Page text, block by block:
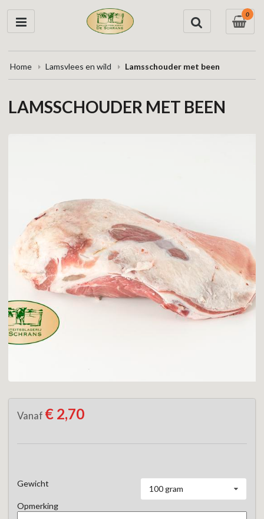
0
Home Lamsvlees en wild Lamsschouder met been
LAMSSCHOUDER MET BEEN
Vanaf € 2,70
Gewicht
100 gram
Opmerking